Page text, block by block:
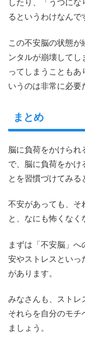
したり、「うつに
るというわけなんで
この不安脳の状態が
ンタルが崩壊してし
ってしまうこともあ
いうのは非常に必要
まとめ
脳に負荷をかけら
で、脳に負荷をかけ
とを習慣づけてみる
不安があっても、そ
と、なにも怖くなく
まずは「不安脳」
安やストレスといっ
があります。
みなさんも、ストレ
それらを自分のモチ
ましょう。